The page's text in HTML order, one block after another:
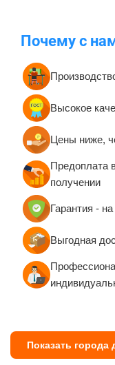
Почему с
Высокое
Цены ниже,
Предоплата
получении
Гарантия -
Выгодная
Показать города